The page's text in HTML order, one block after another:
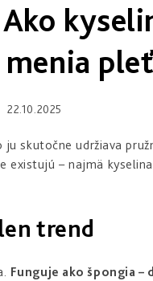
22.10.2025
skutočne udržiava
– najmä
trend
Funguje ako špongia –